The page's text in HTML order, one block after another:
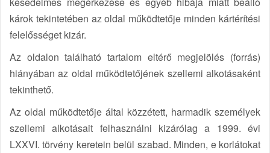
károk tekintetében az oldal működtetője minden kártérítési
felelősséget kizár.
Az oldalon található tartalom eltérő megjelölés (forrás)
hiányában az oldal működtetőjének szellemi alkotásaként
tekinthető.
Az oldal működtetője által közzétett, harmadik személyek
szellemi alkotásait felhasználni kizárólag a 1999. évi
LXXVI. törvény keretein belül szabad. Minden, e korlátokat